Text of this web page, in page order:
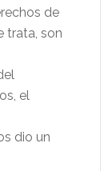
de
trata, son
el
dio un